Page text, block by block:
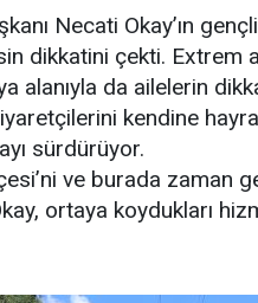
Necati Okay’ın
dikkatini çekti.
alanıyla da ailelerin
kendine
sürdürüyor.
ve burada zaman
ortaya koydukları